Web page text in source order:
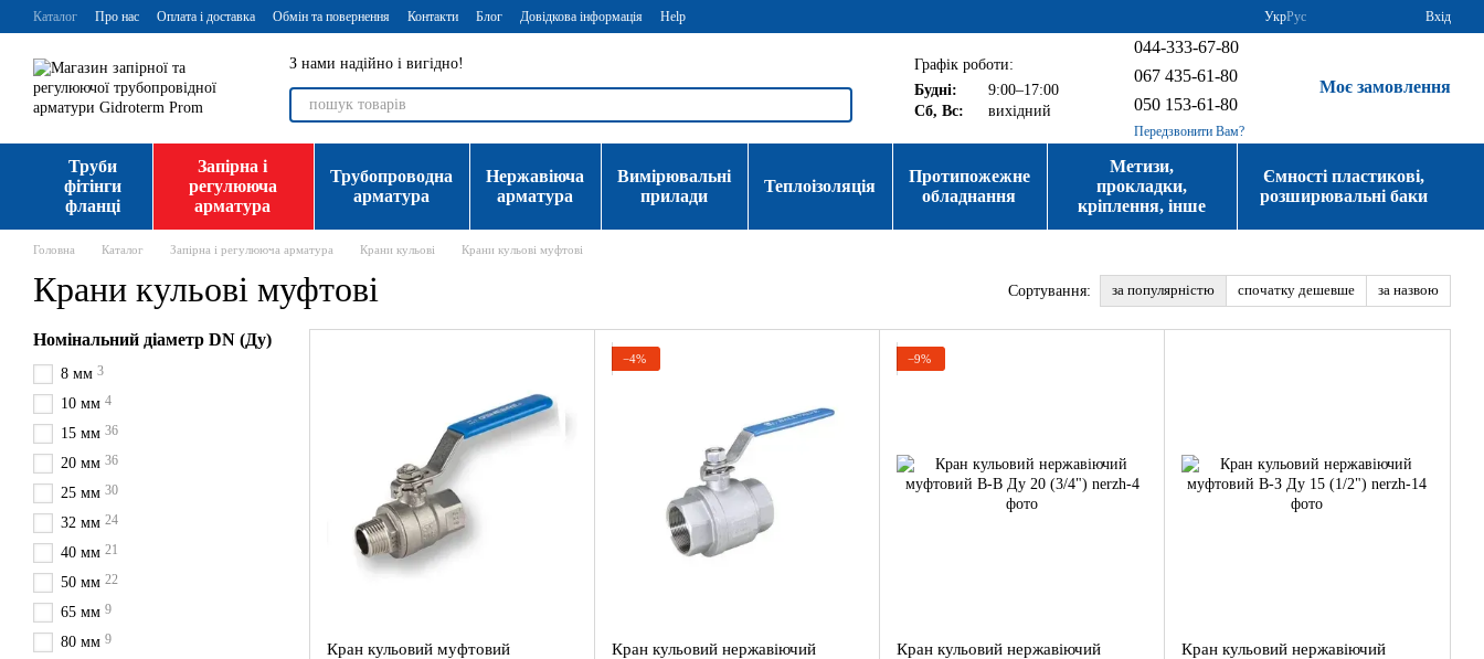
Перейти до основного контенту
Каталог Про нас Оплата і доставка Обмін та повернення Контакти Блог Довідкова інформація Help УкрРус Вхід
З нами надійно і вигідно!
Графік роботи:
Будні:
9:00–17:00
Сб, Вс:
вихідний
044-333-67-80
067 435-61-80
050 153-61-80
Передзвонити Вам?
Моє замовлення
Труби
фітінги
фланці
Запірна і
регулююча
арматура
Трубопроводна
арматура
Нержавіюча
арматура
Вимірювальні
прилади
Теплоізоляція
Протипожежне
обладнання
Метизи,
прокладки,
кріплення, інше
Ємності пластикові,
розширювальні баки
Головна Каталог Запірна і регулююча арматура Крани кульові Крани кульові муфтові
Крани кульові муфтові Сортування: за популярністю спочатку дешевше за назвою
Кран кульовий муфтовий
−4%
Кран кульовий нержавіючий
−9%
Кран кульовий нержавіючий
Кран кульовий нержавіючий
Номінальний діаметр DN (Ду)
8 мм 3
10 мм 4
15 мм 36
20 мм 36
25 мм 30
32 мм 24
40 мм 21
50 мм 22
65 мм 9
80 мм 9